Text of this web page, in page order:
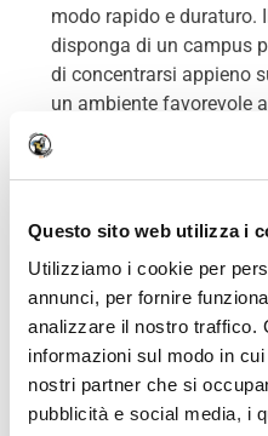
Questo sito web utilizza i
Utilizziamo i cookie per
annunci, per fornire
analizzare il nostro traffico.
informazioni sul modo in
nostri partner che si
pubblicità e social media, i
modo rapido e duraturo.
disponga di un campus
di concentrarsi appieno
un ambiente favorevole
suoi frutti: molte donne
posizioni di saldatori
come la costruzione
metallurgia. Così
beneficiare di un
loro tenore di vita in
mestieri stabili e ben